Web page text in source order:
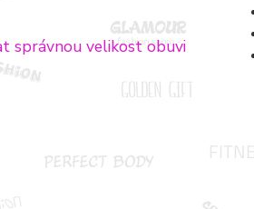
správnou velikost obuvi